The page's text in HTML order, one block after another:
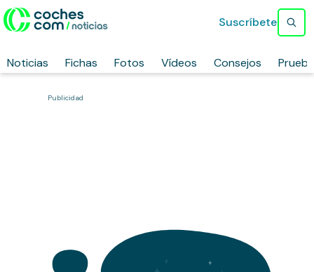
Noticias Fichas Fotos Vídeos Consejos
Suscríbete
Publicidad